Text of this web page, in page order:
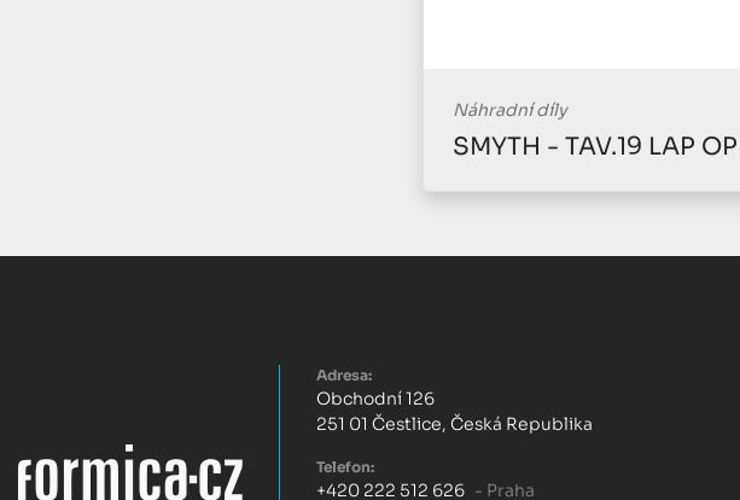
Náhradní díly
Adresa:
Obchodní 126
251 01 Čestlice, Česká Republika
Telefon:
+420 222 512 626 - Praha